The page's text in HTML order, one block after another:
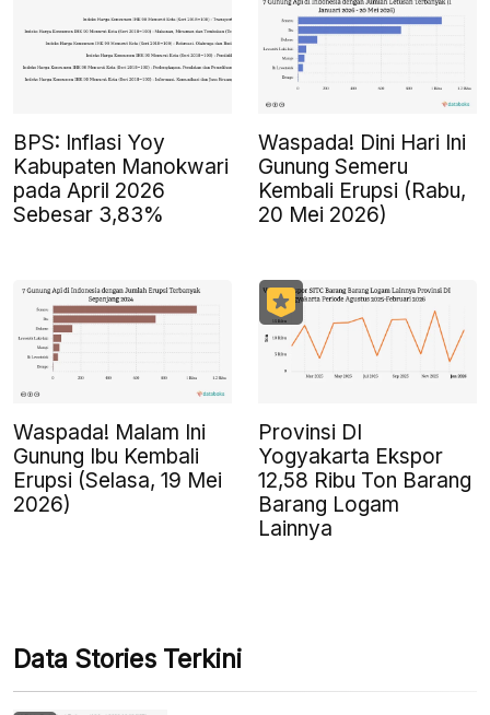
BPS: Inflasi Yoy
Kabupaten Manokwari
pada April 2026
Sebesar 3,83%
Waspada! Dini Hari Ini
Gunung Semeru
Kembali Erupsi (Rabu,
20 Mei 2026)
Waspada! Malam Ini
Gunung Ibu Kembali
Erupsi (Selasa, 19 Mei
2026)
Provinsi DI
Yogyakarta Ekspor
12,58 Ribu Ton Barang
Barang Logam
Lainnya
Data Stories Terkini